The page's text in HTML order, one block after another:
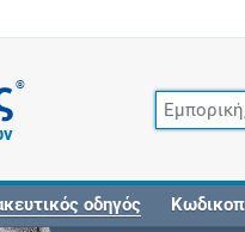
®
οδηγός